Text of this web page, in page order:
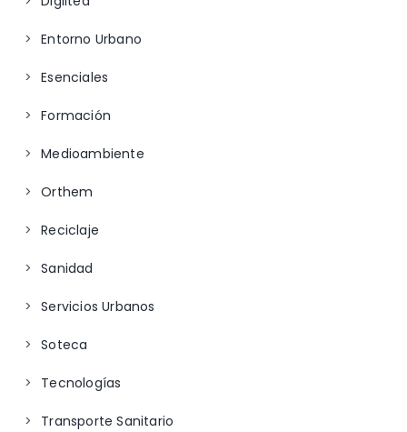
Entorno Urbano
Esenciales
Formación
Medioambiente
Orthem
Reciclaje
Sanidad
Servicios Urbanos
Soteca
Tecnologías
Transporte Sanitario